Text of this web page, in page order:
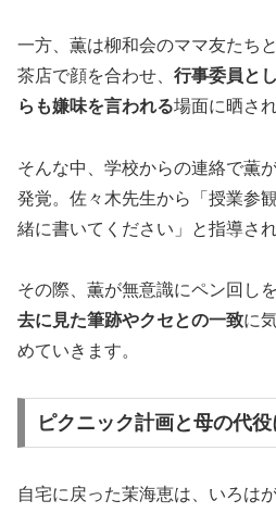
一方、薫は柳和会のママ友たち
茶店で顔を合わせ、 行事委員と
らも嫌味を言われる場面に晒さ
そんな中、学校からの連絡で薫
発覚。佐々木先生から「授業参
緒に書いてください」と指導され
その際、薫が無意識にペン回し
去に見た筆跡やクセとの一致に
めていきます。
ピクニック計画と母の代
自宅に戻った茉海恵は、いろは